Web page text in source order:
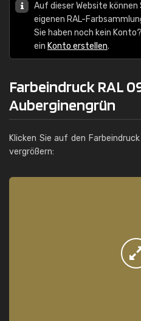
Auf dieser Website
eigenen RAL-
Sie haben noch kein
ein Konto erstellen.
Farbeindruck RAL
Auberginengrün
Klicken Sie auf den
vergrößern: